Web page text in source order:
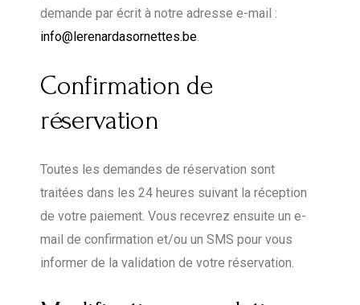
demande par écrit à notre adresse e-mail :
info@lerenardasornettes.be.
Confirmation de
réservation
Toutes les demandes de réservation sont
traitées dans les 24 heures suivant la réception
de votre paiement. Vous recevrez ensuite un e-
mail de confirmation et/ou un SMS pour vous
informer de la validation de votre réservation.